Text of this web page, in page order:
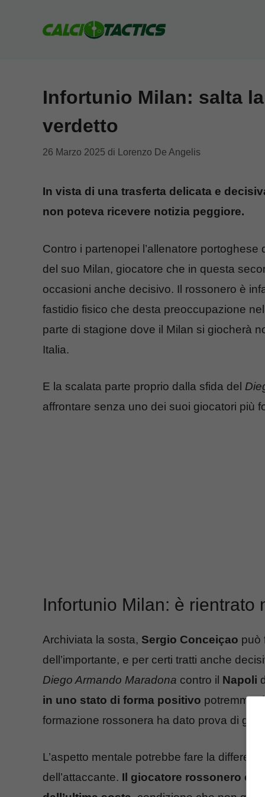
Infortunio Milan: salta
verdetto
26 Marzo 2025 di Lorenzo De Angelis
In vista di una trasferta delicata e
non poteva ricevere notizia peggiore.
Contro i partenopei l’allenatore
del suo Milan, giocatore che in questa
occasioni anche decisivo. Il rossonero è
fastidio fisico che desta preoccupazione
parte di stagione dove il Milan si giocherà
Italia.
E la scalata parte proprio dalla sfida del
affrontare senza uno dei suoi giocatori più
Infortunio Milan: è rientrato
Archiviata la sosta, Sergio Conceiçao può
dell’importante, e per certi tratti anche
Diego Armando Maradona contro il Napoli
in uno stato di forma positivo potremmo
formazione rossonera ha dato prova di
L’aspetto mentale potrebbe fare la
dell’attaccante. Il giocatore rossonero è